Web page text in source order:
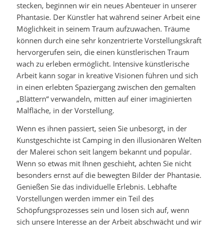
stecken, beginnen wir ein neues Abenteuer in unserer
Phantasie. Der Künstler hat während seiner Arbeit eine
Möglichkeit in seinem Traum aufzuwachen. Träume
können durch eine sehr konzentrierte Vorstellungskraft
hervorgerufen sein, die einen künstlerischen Traum
wach zu erleben ermöglicht. Intensive künstlerische
Arbeit kann sogar in kreative Visionen führen und sich
in einen erlebten Spaziergang zwischen den gemalten
„Blättern“ verwandeln, mitten auf einer imaginierten
Malfläche, in der Vorstellung.
Wenn es ihnen passiert, seien Sie unbesorgt, in der
Kunstgeschichte ist Camping in den illusionären Welten
der Malerei schon seit langem bekannt und populär.
Wenn so etwas mit Ihnen geschieht, achten Sie nicht
besonders ernst auf die bewegten Bilder der Phantasie.
Genießen Sie das individuelle Erlebnis. Lebhafte
Vorstellungen werden immer ein Teil des
Schöpfungsprozesses sein und lösen sich auf, wenn
sich unsere Interesse an der Arbeit abschwächt und wir